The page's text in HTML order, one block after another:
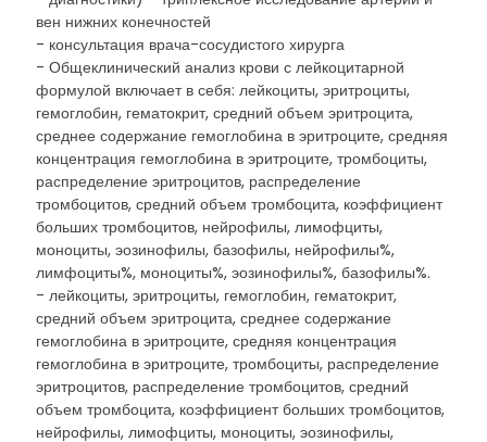
вен нижних конечностей
- консультация врача-сосудистого хирурга
- Общеклинический анализ крови с лейкоцитарной
формулой включает в себя: лейкоциты, эритроциты,
гемоглобин, гематокрит, средний объем эритроцита,
среднее содержание гемоглобина в эритроците, средняя
концентрация гемоглобина в эритроците, тромбоциты,
распределение эритроцитов, распределение
тромбоцитов, средний объем тромбоцита, коэффициент
больших тромбоцитов, нейрофилы, лимофциты,
моноциты, эозинофилы, базофилы, нейрофилы%,
лимфоциты%, моноциты%, эозинофилы%, базофилы%.
- лейкоциты, эритроциты, гемоглобин, гематокрит,
средний объем эритроцита, среднее содержание
гемоглобина в эритроците, средняя концентрация
гемоглобина в эритроците, тромбоциты, распределение
эритроцитов, распределение тромбоцитов, средний
объем тромбоцита, коэффициент больших тромбоцитов,
нейрофилы, лимофциты, моноциты, эозинофилы,